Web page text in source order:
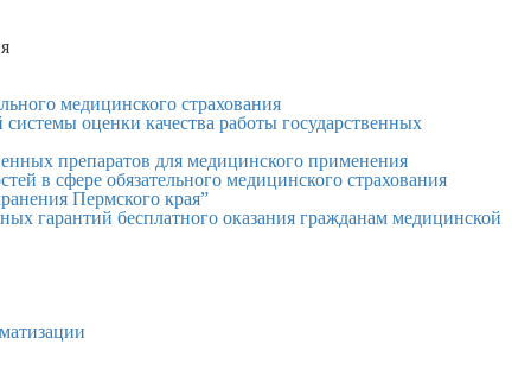
медицинского страхования
оценки качества работы государственных
препаратов для медицинского применения
в сфере обязательного медицинского страхования
Пермского края”
гарантий бесплатного оказания гражданам медицинской